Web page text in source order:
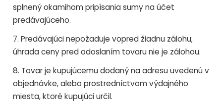
splnený okamihom pripísania sumy na účet
predávajúceho.
7. Predávajúci nepožaduje vopred žiadnu zálohu;
úhrada ceny pred odoslaním tovaru nie je zálohou.
8. Tovar je kupujúcemu dodaný na adresu uvedenú v
objednávke, alebo prostredníctvom výdajného
miesta, ktoré kupujúci určil.